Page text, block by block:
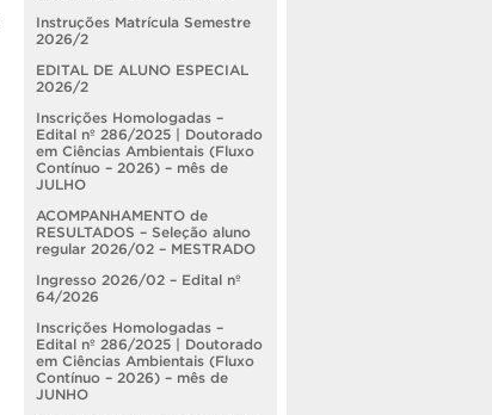
Instruções Matrícula Semestre
2026/2
EDITAL DE ALUNO ESPECIAL
2026/2
Inscrições Homologadas –
Edital nº 286/2025 | Doutorado
em Ciências Ambientais (Fluxo
Contínuo – 2026) – mês de
JULHO
ACOMPANHAMENTO de
RESULTADOS – Seleção aluno
regular 2026/02 – MESTRADO
Ingresso 2026/02 – Edital nº
64/2026
Inscrições Homologadas –
Edital nº 286/2025 | Doutorado
em Ciências Ambientais (Fluxo
Contínuo – 2026) – mês de
JUNHO